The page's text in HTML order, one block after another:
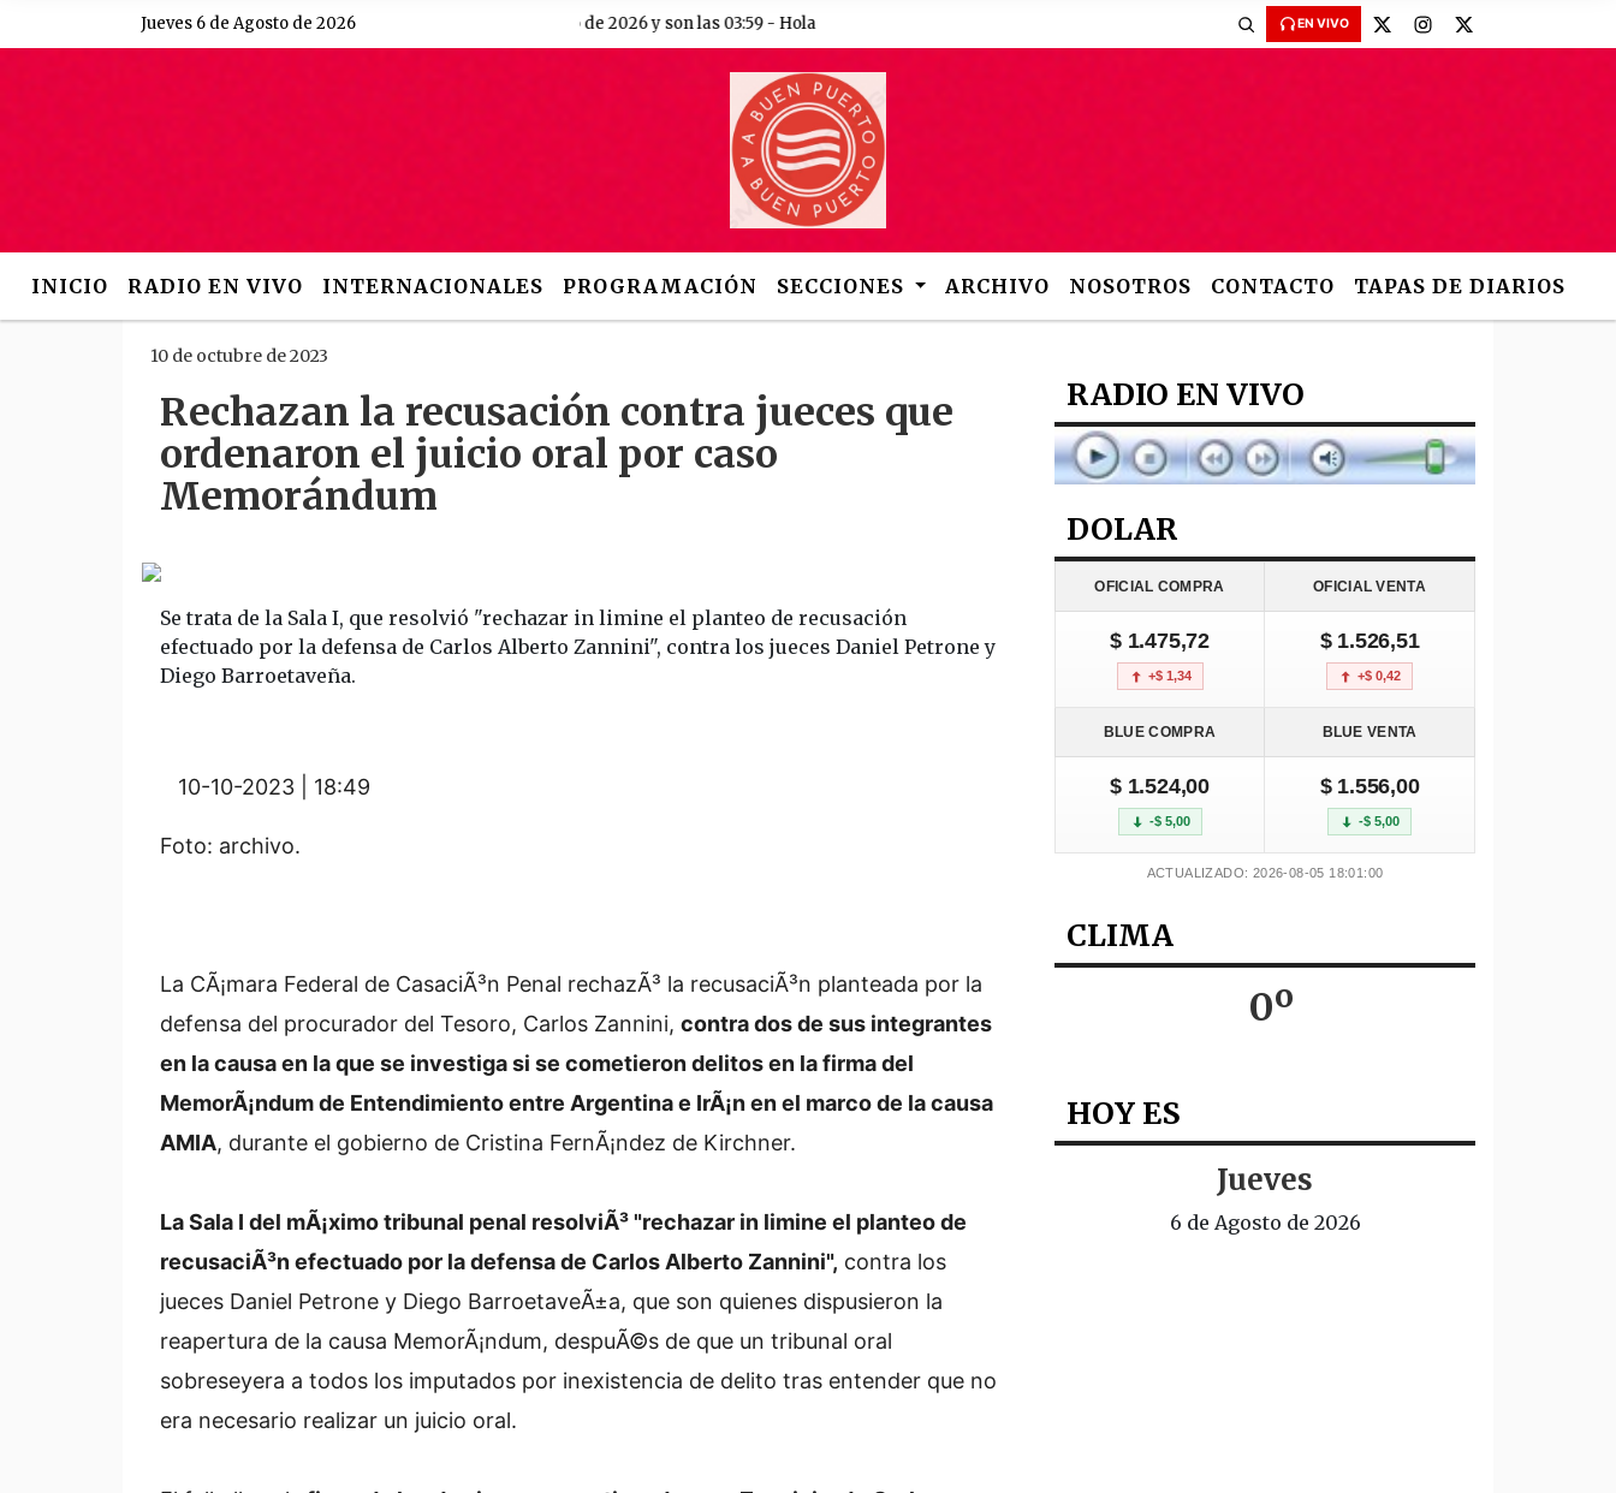
Jueves 6 de Agosto de 2026Hoy es Jueves 6 de Agosto de 2026 y son las 03:59 - Hola EN VIVO
INICIO RADIO EN VIVO INTERNACIONALES PROGRAMACIÓN SECCIONES ARCHIVO NOSOTROS CONTACTO TAPAS DE DIARIOS
10 de octubre de 2023
Rechazan la recusación contra jueces que
ordenaron el juicio oral por caso
Memorándum
Se trata de la Sala I, que resolvió "rechazar in limine el planteo de recusación
efectuado por la defensa de Carlos Alberto Zannini", contra los jueces Daniel Petrone y
Diego Barroetaveña.
10-10-2023 | 18:49
Foto: archivo.
La CÃ¡mara Federal de CasaciÃ³n Penal rechazÃ³ la recusaciÃ³n planteada por la
defensa del procurador del Tesoro, Carlos Zannini, contra dos de sus integrantes
en la causa en la que se investiga si se cometieron delitos en la firma del
MemorÃ¡ndum de Entendimiento entre Argentina e IrÃ¡n en el marco de la causa
AMIA, durante el gobierno de Cristina FernÃ¡ndez de Kirchner.
La Sala I del mÃ¡ximo tribunal penal resolviÃ³ "rechazar in limine el planteo de
recusaciÃ³n efectuado por la defensa de Carlos Alberto Zannini", contra los
jueces Daniel Petrone y Diego BarroetaveÃ±a, que son quienes dispusieron la
reapertura de la causa MemorÃ¡ndum, despuÃ©s de que un tribunal oral
sobreseyera a todos los imputados por inexistencia de delito tras entender que no
era necesario realizar un juicio oral.
RADIO EN VIVO
DOLAR
OFICIAL COMPRA OFICIAL VENTA
$ 1.475,72
+$ 1,34
$ 1.526,51
+$ 0,42
BLUE COMPRA BLUE VENTA
$ 1.524,00
-$ 5,00
$ 1.556,00
-$ 5,00
ACTUALIZADO: 2026-08-05 18:01:00
CLIMA
0º
HOY ES
Jueves
6 de Agosto de 2026